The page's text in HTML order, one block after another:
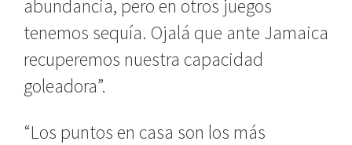
abundancia, pero en otros juegos
tenemos sequía. Ojalá que ante Jamaica
recuperemos nuestra capacidad
goleadora”.
“Los puntos en casa son los más